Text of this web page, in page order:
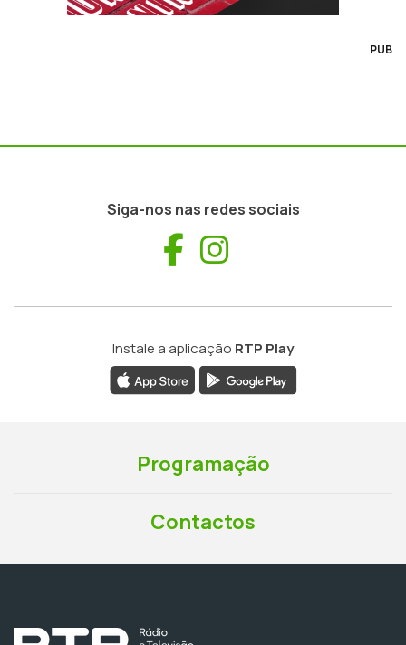
PUB
Siga-nos nas redes sociais
Facebook
Instale a aplicação RTP Play
Programação
Contactos